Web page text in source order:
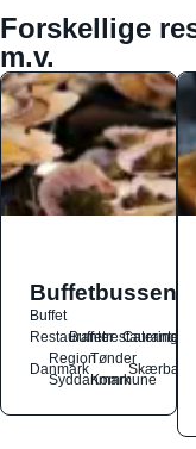
Forskellige
m.v.
Buffetbussen
Buffet
Restauranter
Buffetrestauranter
Catering
Danmark
Region
Syddanmark
Tønder
Kommune
Skærbæk